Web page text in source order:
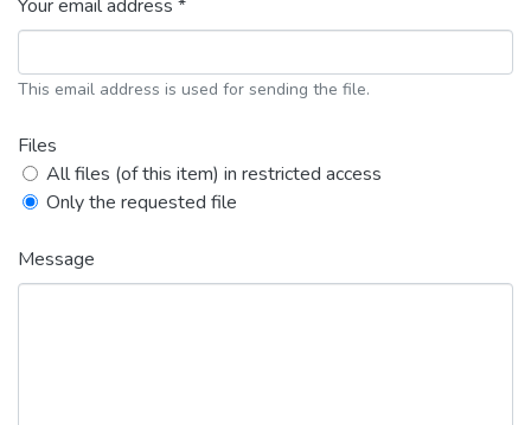
Your email address *
This email address is used for sending the file.
Files
All files (of this item) in restricted access
Only the requested file
Message